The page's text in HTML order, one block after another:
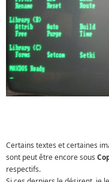
Certains textes et certaines
sont peut être encore sous
respectifs.